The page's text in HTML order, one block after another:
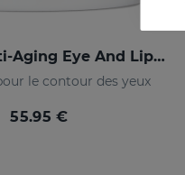
EXOSES Anti-Aging Eye And Lip Contour
le contour des yeux
55.95 €